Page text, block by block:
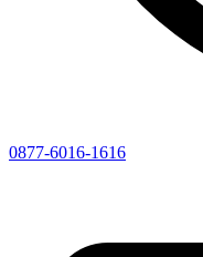
0877-6016-1616